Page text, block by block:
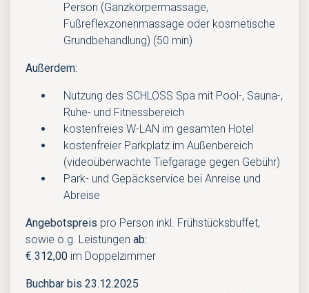
Person (Ganzkörpermassage,
Fußreflexzonenmassage oder kosmetische
Grundbehandlung) (50 min)
Außerdem:
Nutzung des SCHLOSS Spa mit Pool-, Sauna-,
Ruhe- und Fitnessbereich
kostenfreies W-LAN im gesamten Hotel
kostenfreier Parkplatz im Außenbereich
(videoüberwachte Tiefgarage gegen Gebühr)
Park- und Gepäckservice bei Anreise und
Abreise
Angebotspreis pro Person inkl. Frühstücksbuffet,
sowie o.g. Leistungen ab:
€ 312,00 im Doppelzimmer
Buchbar bis 23.12.2025